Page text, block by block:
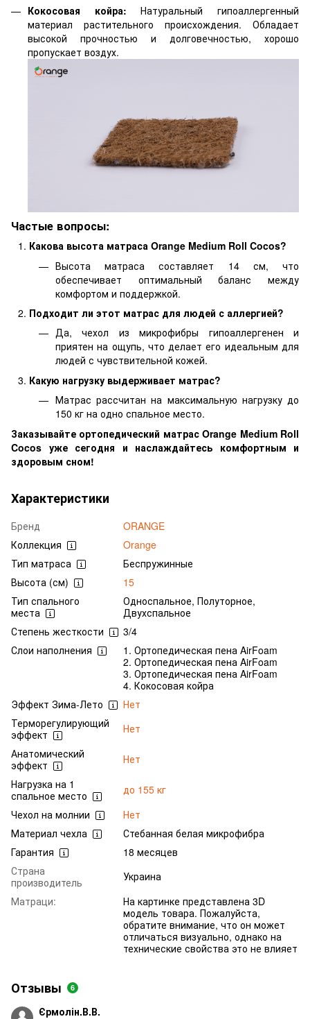
Кокосовая койра: Натуральный гипоаллергенный
материал растительного происхождения. Обладает
высокой прочностью и долговечностью, хорошо
пропускает воздух.
Частые вопросы:
Какова высота матраса Orange Medium Roll Cocos?
Высота матраса составляет 14 см, что
обеспечивает оптимальный баланс между
комфортом и поддержкой.
Подходит ли этот матрас для людей с аллергией?
Да, чехол из микрофибры гипоаллергенен и
приятен на ощупь, что делает его идеальным для
людей с чувствительной кожей.
Какую нагрузку выдерживает матрас?
Матрас рассчитан на максимальную нагрузку до
150 кг на одно спальное место.
Заказывайте ортопедический матрас Orange Medium Roll
Cocos уже сегодня и наслаждайтесь комфортным и
здоровым сном!
Характеристики
Бренд
ORANGE
Коллекция
Orange
Тип матраса
Беспружинные
Высота (см)
15
Тип спального
места
Односпальное, Полуторное,
Двухспальное
Степень жесткости
3/4
Слои наполнения
1. Ортопедическая пена AirFoam
2. Ортопедическая пена AirFoam
3. Ортопедическая пена AirFoam
4. Кокосовая койра
Эффект Зима-Лето
Нет
Терморегулирующий
эффект
Нет
Анатомический
эффект
Нет
Нагрузка на 1
спальное место
до 155 кг
Чехол на молнии
Нет
Материал чехла
Стебанная белая микрофибра
Гарантия
18 месяцев
Страна
производитель
Украина
Матраци:
На картинке представлена 3D
модель товара. Пожалуйста,
обратите внимание, что он может
отличаться визуально, однако на
технические свойства это не влияет
Отзывы 6
Єрмолін.В.В.